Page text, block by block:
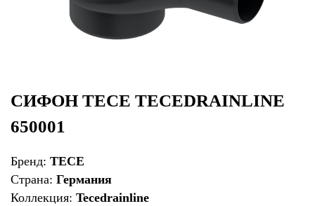
СИФОН TECE TECEDRAINLINE
650001
Бренд: TECE
Страна: Германия
Коллекция: Tecedrainline